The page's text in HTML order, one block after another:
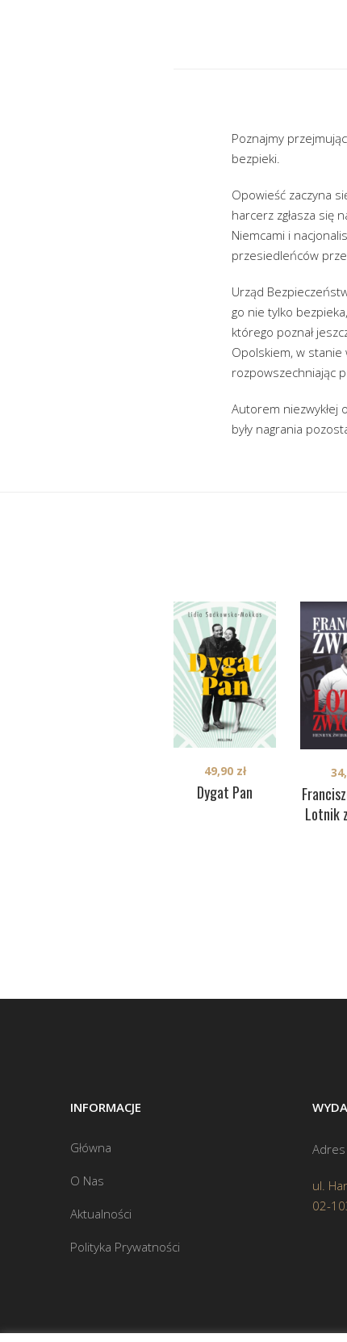
Poznajmy
bezpieki.
Opowieść zaczyna
harcerz zgłasza się
Niemcami i
przesiedleńców
Urząd
go nie tylko
którego poznał
Opolskiem, w stanie
rozpowszechniając
Autorem niezwykłej
były nagrania
Dygat Pan
49,90 zł
Lotnik
INFORMACJE
Główna
O Nas
Aktualności
Polityka Prywatności
ul.
02-